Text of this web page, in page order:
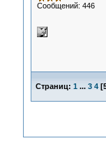
Сообщений: 446
Страниц: 1 ... 3 4[